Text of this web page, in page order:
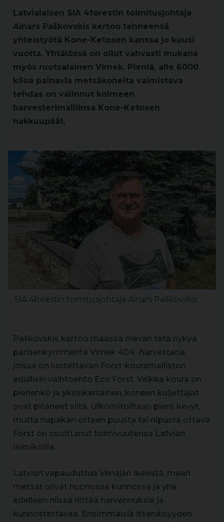
Latvialaisen SIA 4forestin toimitusjohtaja
Ainars Paškovskis kertoo tehneensä
yhteistyötä Kone-Ketosen kanssa jo kuusi
vuotta. Yhtälössä on ollut vahvasti mukana
myös ruotsalainen Vimek. Pieniä, alle 6000
kiloa painavia metsäkoneita valmistava
tehdas on valinnut kolmeen
harvesterimalliinsa Kone-Ketosen
hakkuupäät.
SIA 4forestin toimitusjohtaja Ainars Paškovskis.
Paškovskis kertoo maassa olevan tätä nykyä
parisenkymmentä Vimek 404 -harvesteria,
joissa on luotettavan Forst-kouramalliston
edullisin vaihtoehto Eco Forst. Vaikka koura on
pienehkö ja yksinkertainen, koneen kuljettajat
ovat pitäneet siitä. Ulkomitoiltaan pieni, kevyt,
mutta napakan otteen puusta tai nipusta ottava
Forst on osoittanut toimivuutensa Latvian
leimikoilla.
Latvian vapauduttua Venäjän ikeestä, maan
metsät olivat huonossa kunnossa ja yhä
edelleen niissä riittää harvennuksia ja
kunnostettavaa. Ensimmäisiä itsenäisyyden